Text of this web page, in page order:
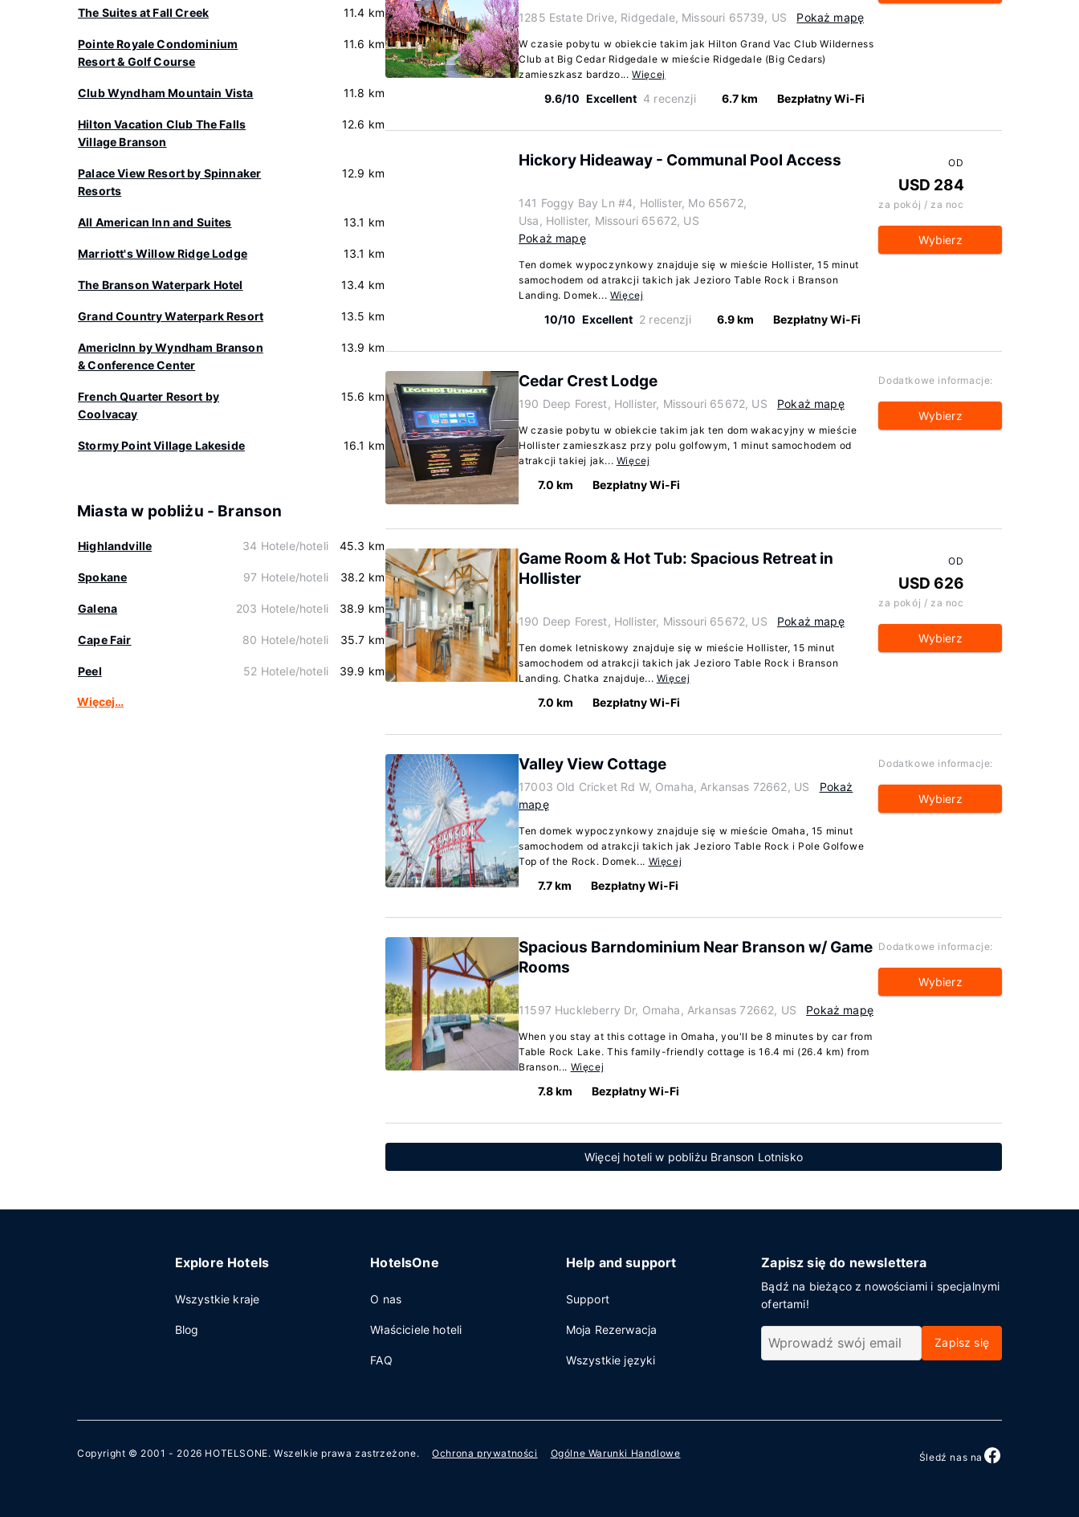
The Suites at Fall Creek 11.4 km
Pointe Royale Condominium
Resort & Golf Course
11.6 km
Club Wyndham Mountain Vista 11.8 km
Hilton Vacation Club The Falls
Village Branson
12.6 km
Palace View Resort by Spinnaker
Resorts
12.9 km
All American Inn and Suites 13.1 km
Marriott's Willow Ridge Lodge 13.1 km
The Branson Waterpark Hotel 13.4 km
Grand Country Waterpark Resort 13.5 km
AmericInn by Wyndham Branson
& Conference Center
13.9 km
French Quarter Resort by
Coolvacay
15.6 km
Stormy Point Village Lakeside 16.1 km
Miasta w pobliżu - Branson
Highlandville 34 Hotele/hoteli 45.3 km
Spokane 97 Hotele/hoteli 38.2 km
Galena 203 Hotele/hoteli 38.9 km
Cape Fair 80 Hotele/hoteli 35.7 km
Peel 52 Hotele/hoteli 39.9 km
Więcej…
1285 Estate Drive, Ridgedale, Missouri 65739, US Pokaż mapę
W czasie pobytu w obiekcie takim jak Hilton Grand Vac Club Wilderness
Club at Big Cedar Ridgedale w mieście Ridgedale (Big Cedars)
zamieszkasz bardzo...Więcej
9.6/10 Excellent 4 recenzji 6.7 km Bezpłatny Wi-Fi
Hickory Hideaway - Communal Pool Access
141 Foggy Bay Ln #4, Hollister, Mo 65672,
Usa, Hollister, Missouri 65672, US
Pokaż mapę
Ten domek wypoczynkowy znajduje się w mieście Hollister, 15 minut
samochodem od atrakcji takich jak Jezioro Table Rock i Branson
Landing. Domek... Więcej
10/10 Excellent 2 recenzji 6.9 km Bezpłatny Wi-Fi
OD
USD 284
za pokój / za noc
Wybierz
Cedar Crest Lodge
190 Deep Forest, Hollister, Missouri 65672, US Pokaż mapę
W czasie pobytu w obiekcie takim jak ten dom wakacyjny w mieście
Hollister zamieszkasz przy polu golfowym, 1 minut samochodem od
atrakcji takiej jak... Więcej
7.0 km Bezpłatny Wi-Fi
Dodatkowe informacje:
Wybierz
Game Room & Hot Tub: Spacious Retreat in
Hollister
190 Deep Forest, Hollister, Missouri 65672, US Pokaż mapę
Ten domek letniskowy znajduje się w mieście Hollister, 15 minut
samochodem od atrakcji takich jak Jezioro Table Rock i Branson
Landing. Chatka znajduje... Więcej
7.0 km Bezpłatny Wi-Fi
OD
USD 626
za pokój / za noc
Wybierz
Valley View Cottage
17003 Old Cricket Rd W, Omaha, Arkansas 72662, US
Pokaż
mapę
Ten domek wypoczynkowy znajduje się w mieście Omaha, 15 minut
samochodem od atrakcji takich jak Jezioro Table Rock i Pole Golfowe
Top of the Rock. Domek... Więcej
7.7 km Bezpłatny Wi-Fi
Dodatkowe informacje:
Wybierz
Spacious Barndominium Near Branson w/ Game
Rooms
11597 Huckleberry Dr, Omaha, Arkansas 72662, US Pokaż mapę
When you stay at this cottage in Omaha, you'll be 8 minutes by car from
Table Rock Lake. This family-friendly cottage is 16.4 mi (26.4 km) from
Branson... Więcej
7.8 km Bezpłatny Wi-Fi
Dodatkowe informacje:
Wybierz
Więcej hoteli w pobliżu Branson Lotnisko
Explore Hotels
Wszystkie kraje
Blog
HotelsOne
O nas
Właściciele hoteli
FAQ
Help and support
Support
Moja Rezerwacja
Wszystkie języki
Zapisz się do newslettera
Bądź na bieżąco z nowościami i specjalnymi
ofertami!
Zapisz się
Copyright © 2001 - 2026 HOTELSONE. Wszelkie prawa zastrzeżone. Ochrona prywatności Ogólne Warunki Handlowe Śledź nas na